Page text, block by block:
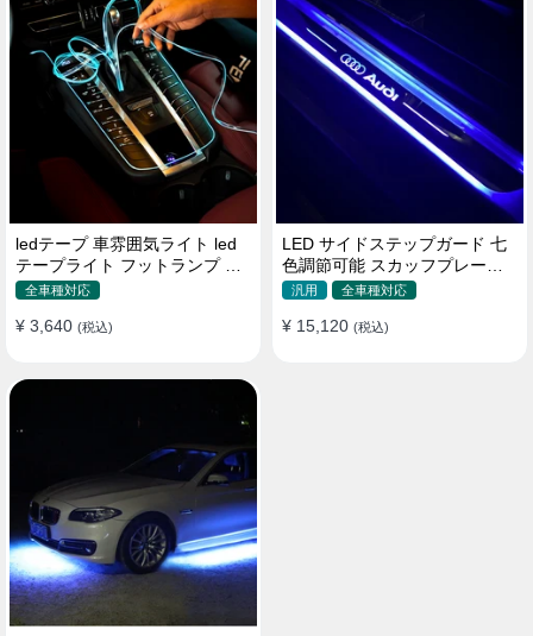
ledテープ 車雰囲気ライト led
テープライト フットランプ 車
内装飾 USB 3メートル
全車種対応
¥ 3,640 (税込)
LED サイドステップガード 七
色調節可能 スカッフプレート
汎用 全車種対応
¥ 15,120 (税込)